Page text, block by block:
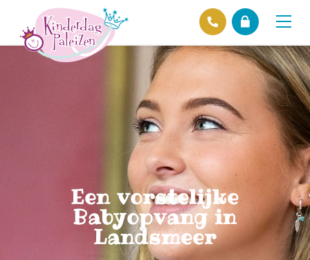
Een vorstelijke
Babyopvang in
Landsmeer